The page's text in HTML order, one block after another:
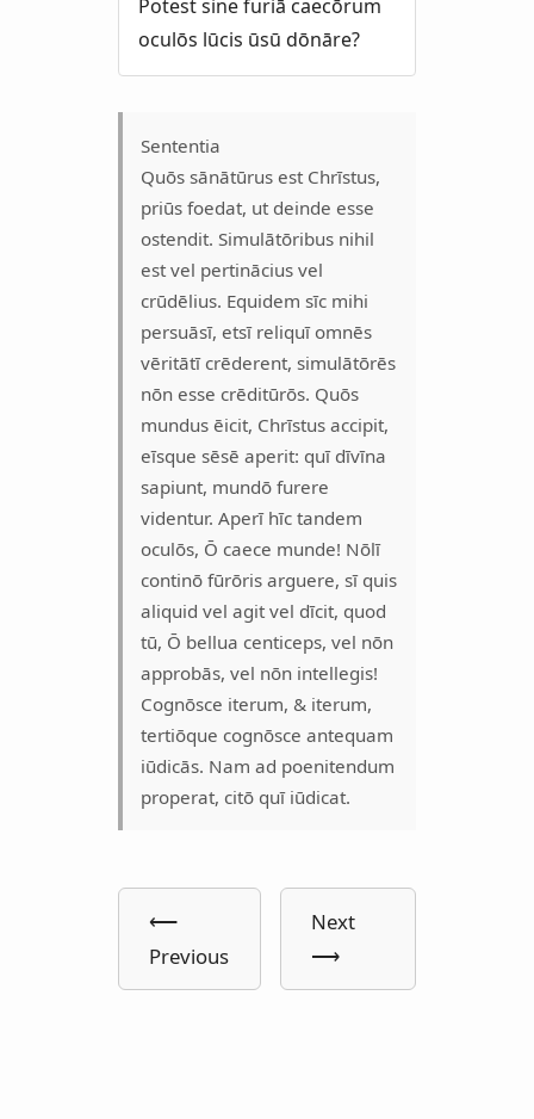
Potest sine furiā caecōrum
oculōs lūcis ūsū dōnāre?
Sententia
Quōs sānātūrus est Chrīstus,
priūs foedat, ut deinde esse
ostendit. Simulātōribus nihil
est vel pertinācius vel
crūdēlius. Equidem sīc mihi
persuāsī, etsī reliquī omnēs
vēritātī crēderent, simulātōrēs
nōn esse crēditūrōs. Quōs
mundus ēicit, Chrīstus accipit,
eīsque sēsē aperit: quī dīvīna
sapiunt, mundō furere
videntur. Aperī hīc tandem
oculōs, Ō caece munde! Nōlī
continō fūrōris arguere, sī quis
aliquid vel agit vel dīcit, quod
tū, Ō bellua centiceps, vel nōn
approbās, vel nōn intellegis!
Cognōsce iterum, & iterum,
tertiōque cognōsce antequam
iūdicās. Nam ad poenitendum
properat, citō quī iūdicat.
⟵
Previous
Next
⟶